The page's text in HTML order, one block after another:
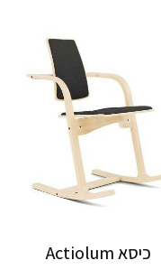
כיסא Actiolum